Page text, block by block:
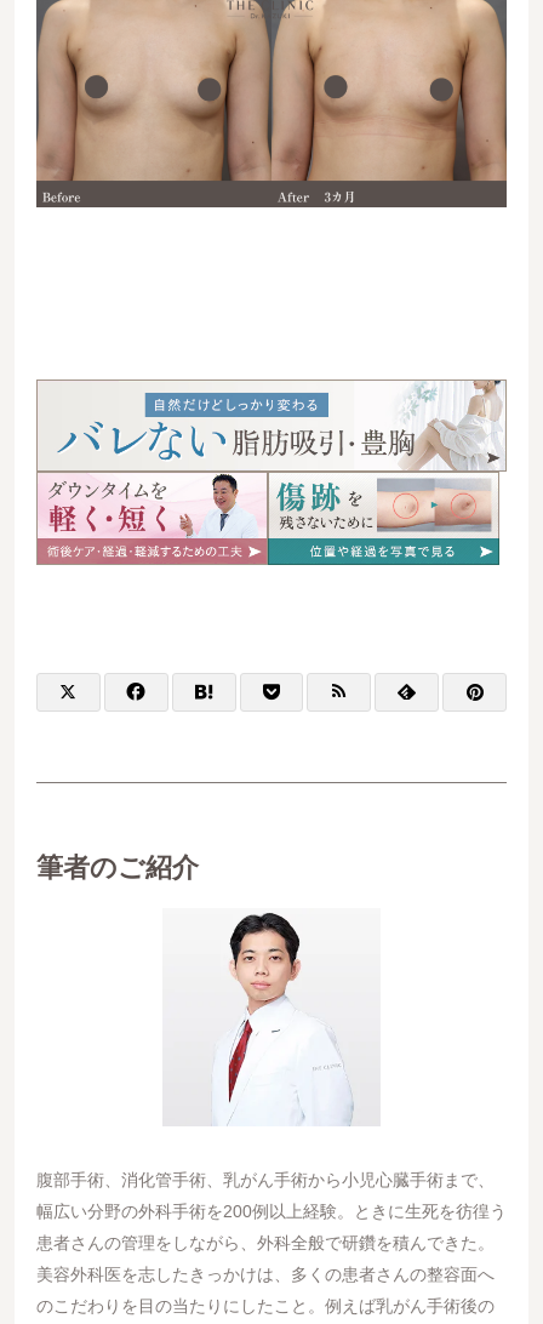
筆者のご紹介
腹部手術、消化管手術、乳がん手術から小児心臓手術まで、
幅広い分野の外科手術を200例以上経験。ときに生死を彷徨う
患者さんの管理をしながら、外科全般で研鑽を積んできた。
美容外科医を志したきっかけは、多くの患者さんの整容面へ
のこだわりを目の当たりにしたこと。例えば乳がん手術後の